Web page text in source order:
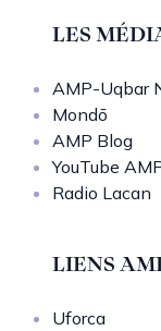
LES
AMP-Uqbar
Mondō
AMP Blog
YouTube
Radio Lacan
LIENS
Uforca